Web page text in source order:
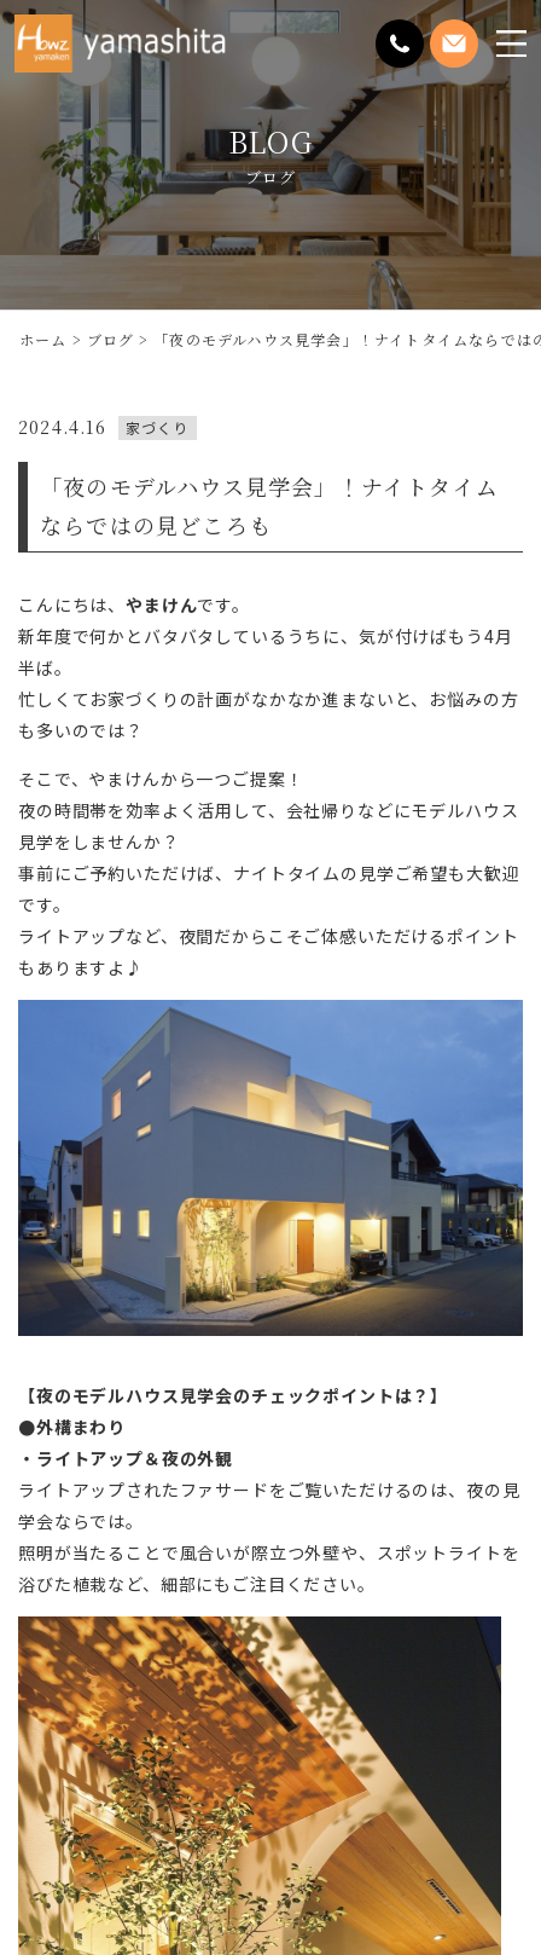
メ
ニ
を
開
く
BLOG
ブログ
ホーム ブログ 「夜のモデルハウス見学会」！ナイトタイムならでは
2024.4.16 家づくり
「夜のモデルハウス見学会」！ナイトタイム
ならではの見どころも
こんにちは、やまけんです。
新年度で何かとバタバタしているうちに、気が付けばもう4月
半ば。
忙しくてお家づくりの計画がなかなか進まないと、お悩みの方
も多いのでは？
そこで、やまけんから一つご提案！
夜の時間帯を効率よく活用して、会社帰りなどにモデルハウス
見学をしませんか？
事前にご予約いただけば、ナイトタイムの見学ご希望も大歓迎
です。
ライトアップなど、夜間だからこそご体感いただけるポイント
もありますよ♪
【夜のモデルハウス見学会のチェックポイントは？】
●外構まわり
・ライトアップ＆夜の外観
ライトアップされたファサードをご覧いただけるのは、夜の見
学会ならでは。
照明が当たることで風合いが際立つ外壁や、スポットライトを
浴びた植栽など、細部にもご注目ください。